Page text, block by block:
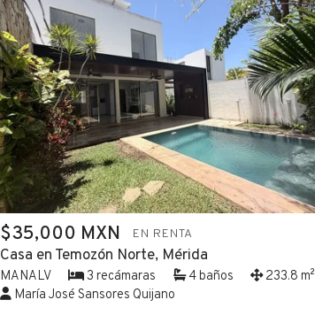
$35,000 MXN EN RENTA
Casa en Temozón Norte, Mérida
MANALV 3 recámaras 4 baños
233.8 m²
María José Sansores Quijano